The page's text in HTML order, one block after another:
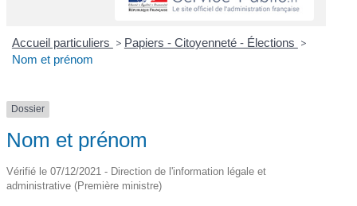
Accueil particuliers > Papiers - Citoyenneté - Élections >
Nom et prénom
Dossier
Nom et prénom
Vérifié le 07/12/2021 - Direction de l'information légale et
administrative (Première ministre)